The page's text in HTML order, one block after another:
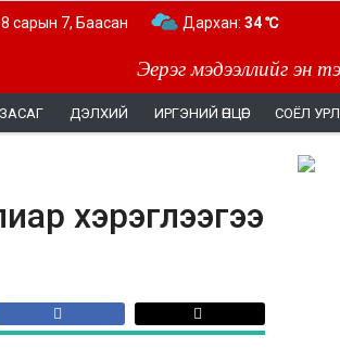
Эерэг мэдээллийг эн
8 сарын 7, Баасан Дархан: 34 ℃
ДЭЛХИЙ ИРГЭНИЙ ӨНЦӨГ СОЁЛ
хэрэглээгээ